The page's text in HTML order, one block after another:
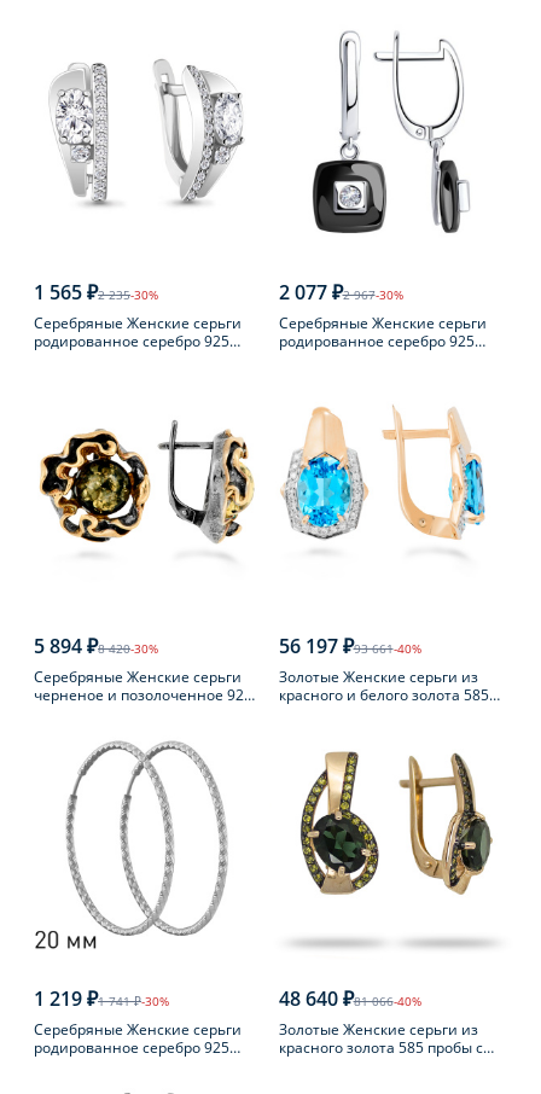
1 565 ₽2 235-30%
Серебряные Женские серьги
родированное серебро 925
2 077 ₽2 967-30%
Серебряные Женские серьги
родированное серебро 925
5 894 ₽8 420-30%
Серебряные Женские серьги
черненое и позолоченное 925
56 197 ₽93 661-40%
Золотые Женские серьги из
красного и белого золота 585
1 219 ₽1 741 ₽-30%
Серебряные Женские серьги
родированное серебро 925
48 640 ₽81 066-40%
Золотые Женские серьги из
красного золота 585 пробы с